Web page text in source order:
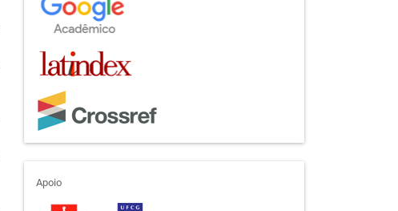
apoio
Apoio